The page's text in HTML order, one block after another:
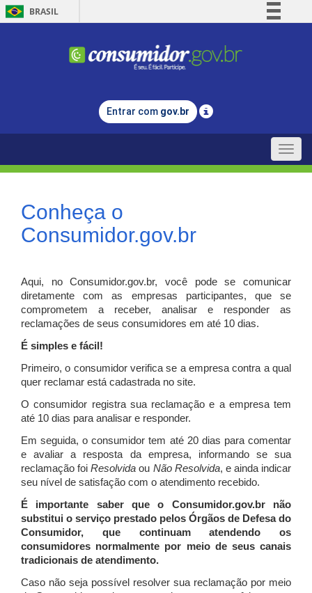
BRASIL
Comunica BR
Legislação
Entrar com gov.br
Toggle
Conheça o
Consumidor.gov.br
Aqui, no Consumidor.gov.br, você pode se comunicar
diretamente com as empresas participantes, que se
comprometem a receber, analisar e responder as
reclamações de seus consumidores em até 10 dias.
É simples e fácil!
Primeiro, o consumidor verifica se a empresa contra a qual
quer reclamar está cadastrada no site.
O consumidor registra sua reclamação e a empresa tem
até 10 dias para analisar e responder.
Em seguida, o consumidor tem até 20 dias para comentar
e avaliar a resposta da empresa, informando se sua
reclamação foiResolvida ou Não Resolvida, e ainda indicar
seu nível de satisfação com o atendimento recebido.
É importante saber que o Consumidor.gov.br não
substitui o serviço prestado pelos Órgãos de Defesa do
Consumidor, que continuam atendendo os
consumidores normalmente por meio de seus canais
tradicionais de atendimento.
Caso não seja possível resolver sua reclamação por meio